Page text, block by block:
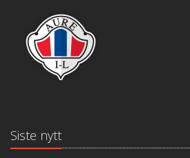
Siste nytt